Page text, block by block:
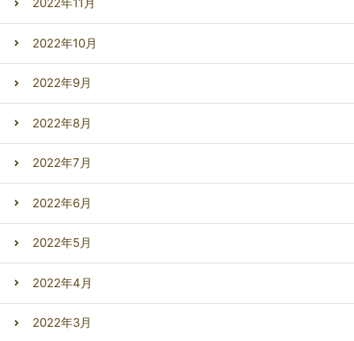
2022年11月
2022年10月
2022年9月
2022年8月
2022年7月
2022年6月
2022年5月
2022年4月
2022年3月